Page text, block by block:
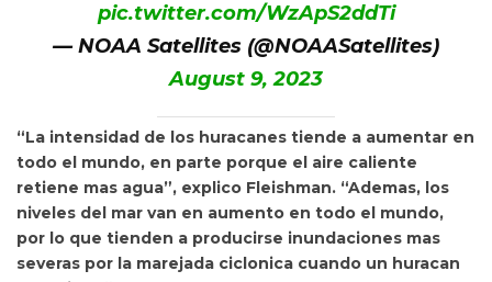
pic.twitter.com/WzApS2ddTi
— NOAA Satellites (@NOAASatellites)
August 9, 2023
“La intensidad de los huracanes tiende a aumentar en
todo el mundo, en parte porque el aire caliente
retiene mas agua”, explico Fleishman. “Ademas, los
niveles del mar van en aumento en todo el mundo,
por lo que tienden a producirse inundaciones mas
severas por la marejada ciclonica cuando un huracan